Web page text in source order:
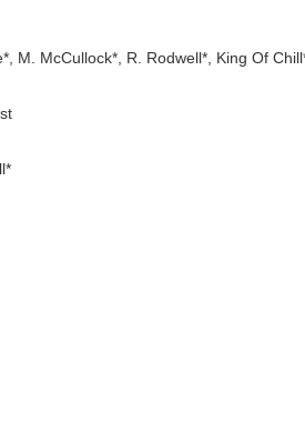
M. McCullock*, R. Rodwell*, King Of